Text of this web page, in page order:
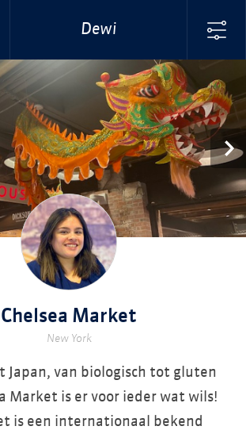
Dewi
Chelsea Market
New York
Japan, van biologisch tot gluten
Market is er voor ieder wat wils!
is een internationaal bekend